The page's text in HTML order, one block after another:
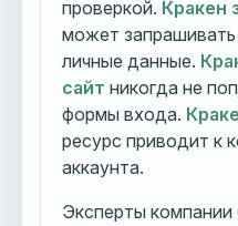
проверкой. Кракен
может
личные данные.
сайт никогда не
формы входа.
ресурс приводит к
аккаунта.
Эксперты